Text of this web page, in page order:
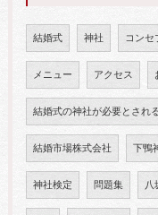
結婚式 神社 コンセ
メニュー アクセス
結婚式の神社が必要とされ
結婚市場株式会社 下鴨
神社検定 問題集 八